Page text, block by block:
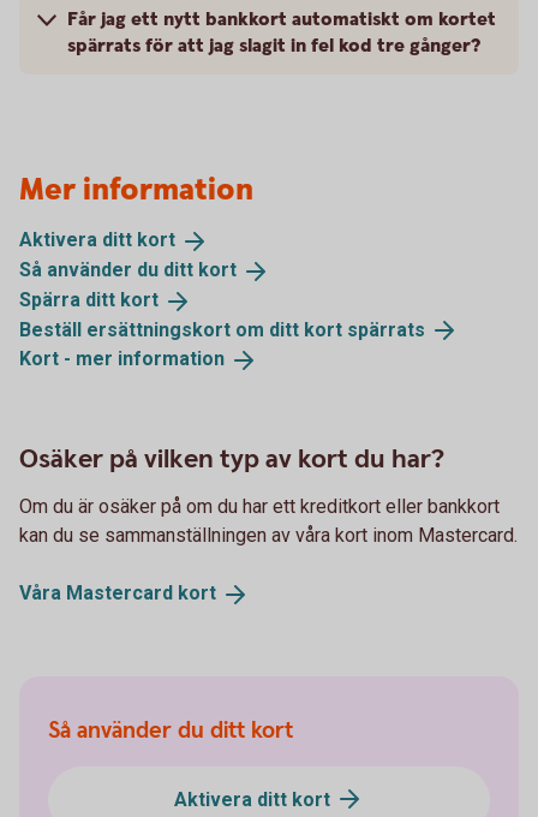
Får jag ett nytt bankkort automatiskt om kortet
spärrats för att jag slagit in fel kod tre gånger?
Mer information
Aktivera ditt kort
Så använder du ditt kort
Spärra ditt kort
Beställ ersättningskort om ditt kort spärrats
Kort - mer information
Osäker på vilken typ av kort du har?
Om du är osäker på om du har ett kreditkort eller bankkort
kan du se sammanställningen av våra kort inom Mastercard.
Våra Mastercard kort
Så använder du ditt kort
Aktivera ditt kort